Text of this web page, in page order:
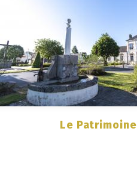
Le Patrimoine